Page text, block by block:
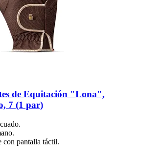
de Equitación "Lona",
7 (1 par)
con pantalla táctil.